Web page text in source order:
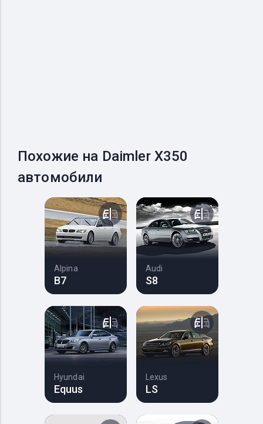
Похожие на Daimler X350
автомобили
Alpina
B7
Audi
S8
Hyundai
Equus
Lexus
LS